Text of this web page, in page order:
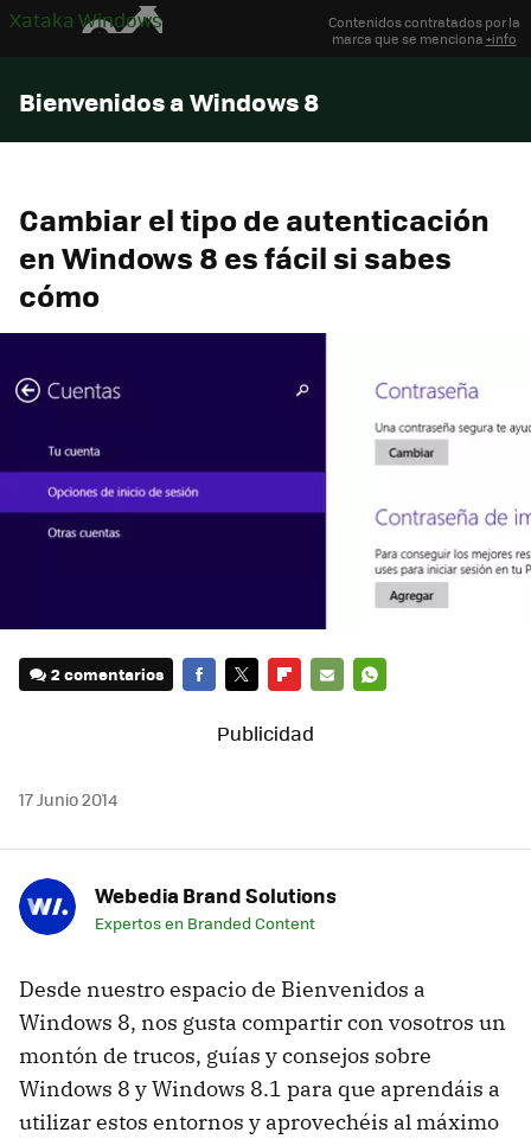
Contenidos contratados por la
marca que se menciona +info
Xataka Windows
Bienvenidos a Windows 8
Cambiar el tipo de autenticación
en Windows 8 es fácil si sabes
cómo
2 comentarios
MAIL
17 Junio 2014
Webedia Brand Solutions
Expertos en Branded Content
Desde nuestro espacio de Bienvenidos a
Windows 8, nos gusta compartir con vosotros un
montón de trucos, guías y consejos sobre
Windows 8 y Windows 8.1 para que aprendáis a
utilizar estos entornos y aprovechéis al máximo